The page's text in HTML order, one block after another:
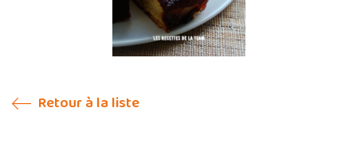
Retour à la liste